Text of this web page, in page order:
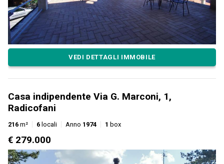
VEDI DETTAGLI IMMOBILE
Casa indipendente Via G. Marconi, 1,
Radicofani
216 m² 6 locali Anno 1974 1 box
€ 279.000